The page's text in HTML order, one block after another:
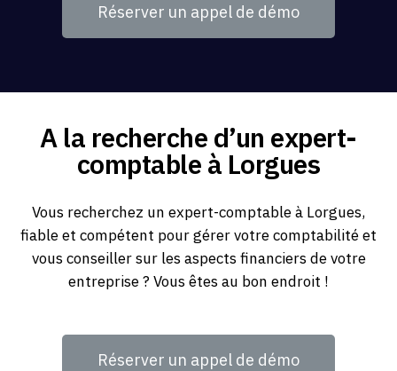
Réserver un appel de démo
A la recherche d’un expert-
comptable à Lorgues
Vous recherchez un expert-comptable à Lorgues,
fiable et compétent pour gérer votre comptabilité et
vous conseiller sur les aspects financiers de votre
entreprise ? Vous êtes au bon endroit !
Réserver un appel de démo